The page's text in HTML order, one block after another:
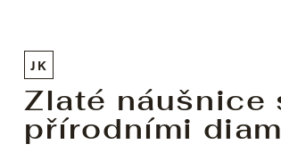
JK
Zlaté náušnice
přírodními